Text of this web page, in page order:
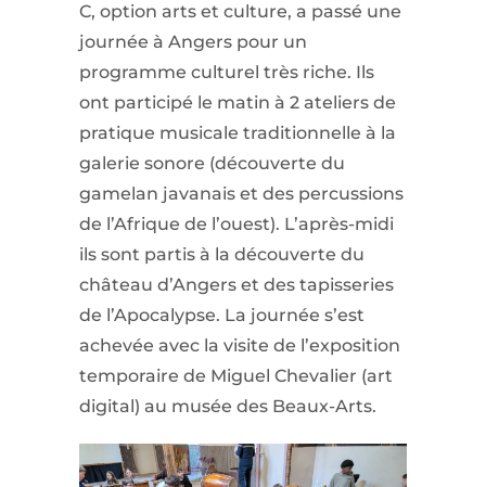
C, option arts et culture, a passé une
journée à Angers pour un
programme culturel très riche. Ils
ont participé le matin à 2 ateliers de
pratique musicale traditionnelle à la
galerie sonore (découverte du
gamelan javanais et des percussions
de l’Afrique de l’ouest). L’après-midi
ils sont partis à la découverte du
château d’Angers et des tapisseries
de l’Apocalypse. La journée s’est
achevée avec la visite de l’exposition
temporaire de Miguel Chevalier (art
digital) au musée des Beaux-Arts.